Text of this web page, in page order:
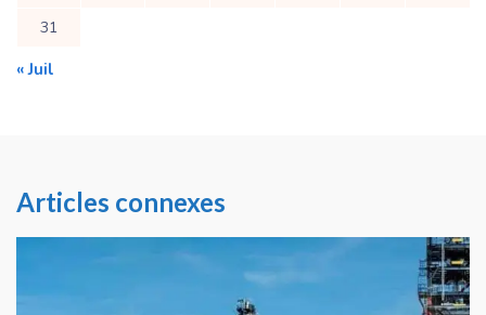
31
« Juil
Articles connexes